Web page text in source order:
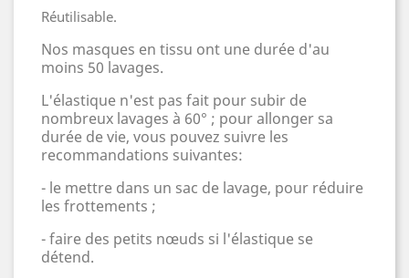
Réutilisable.
Nos masques en tissu ont une durée d'au
moins 50 lavages.
L'élastique n'est pas fait pour subir de
nombreux lavages à 60° ; pour allonger sa
durée de vie, vous pouvez suivre les
recommandations suivantes:
- le mettre dans un sac de lavage, pour réduire
les frottements ;
- faire des petits nœuds si l'élastique se
détend.